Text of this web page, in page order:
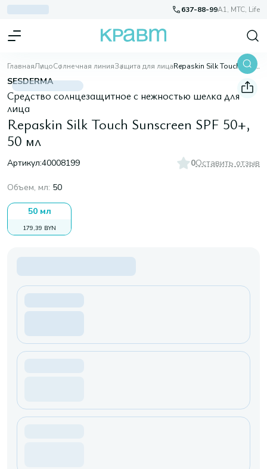
637-88-99A1, МТС, Life
ГлавнаяЛицоСолнечная линияЗащита для лица Repaskin Silk Touch Sunscreen SPF 50+, 50 мл
SESDERMA
Средство солнцезащитное с нежностью шелка для
лица
Repaskin Silk Touch Sunscreen SPF 50+,
50 мл
Артикул:40008199 0Оставить отзыв
Объем, мл: 50
50 мл
179,39 BYN